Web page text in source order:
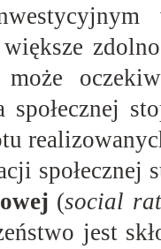
może
społecznej
(social
jest